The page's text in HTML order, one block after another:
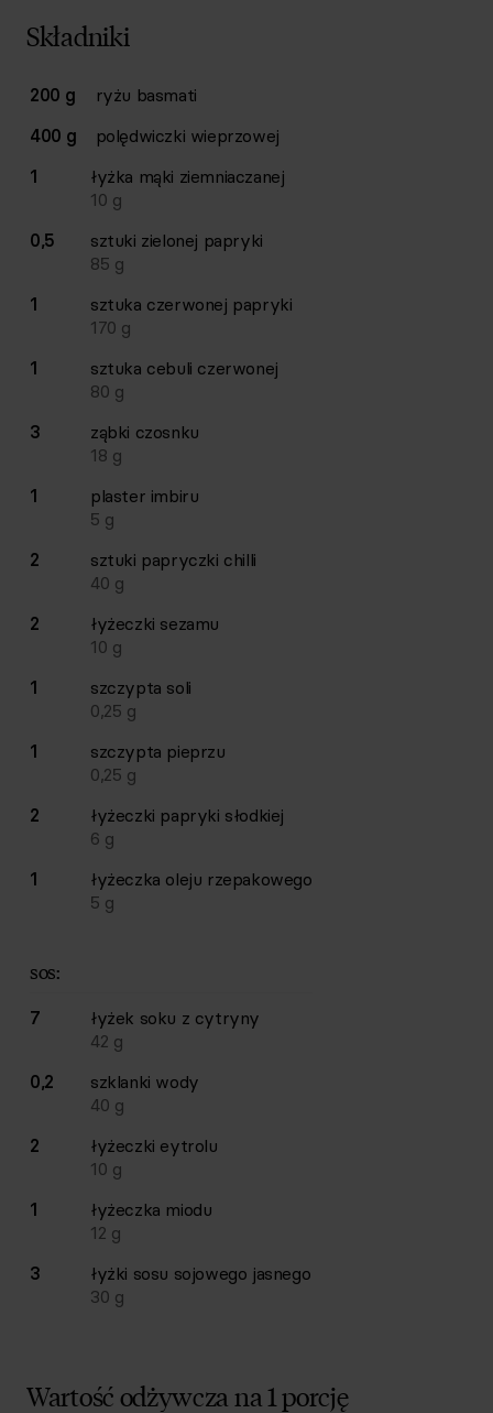
Składniki
Lista składników przepisu z ilościami i wagami
Ilość Składnik
200 g
ryżu basmati
400 g
polędwiczki wieprzowej
1
łyżka mąki ziemniaczanej
10 g
0,5
sztuki zielonej papryki
85 g
1
sztuka czerwonej papryki
170 g
1
sztuka cebuli czerwonej
80 g
3
ząbki czosnku
18 g
1
plaster imbiru
5 g
2
sztuki papryczki chilli
40 g
2
łyżeczki sezamu
10 g
1
szczypta soli
0,25 g
1
szczypta pieprzu
0,25 g
2
łyżeczki papryki słodkiej
6 g
1
łyżeczka oleju rzepakowego
5 g
sos:
7 łyżek soku z cytryny
42 g
0,2
szklanki wody
40 g
2
łyżeczki eytrolu
10 g
1
łyżeczka miodu
12 g
3
łyżki sosu sojowego jasnego
30 g
Wartość odżywcza na 1 porcję